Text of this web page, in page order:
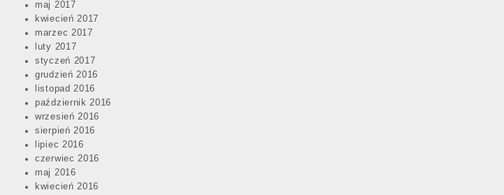
maj 2017
kwiecień 2017
marzec 2017
luty 2017
styczeń 2017
grudzień 2016
listopad 2016
październik 2016
wrzesień 2016
sierpień 2016
lipiec 2016
czerwiec 2016
maj 2016
kwiecień 2016